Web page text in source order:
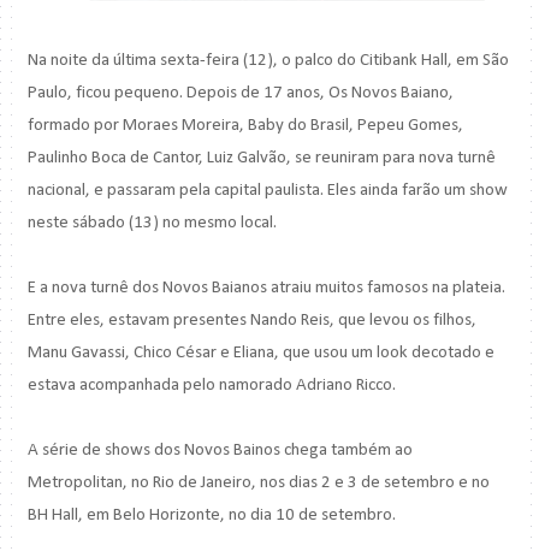
Na noite da última sexta-feira (12), o palco do Citibank Hall, em São
Paulo, ficou pequeno. Depois de 17 anos, Os Novos Baiano,
formado por Moraes Moreira, Baby do Brasil, Pepeu Gomes,
Paulinho Boca de Cantor, Luiz Galvão, se reuniram para nova turnê
nacional, e passaram pela capital paulista. Eles ainda farão um show
neste sábado (13) no mesmo local.
E a nova turnê dos Novos Baianos atraiu muitos famosos na plateia.
Entre eles, estavam presentes Nando Reis, que levou os filhos,
Manu Gavassi, Chico César e Eliana, que usou um look decotado e
estava acompanhada pelo namorado Adriano Ricco.
A série de shows dos Novos Bainos chega também ao
Metropolitan, no Rio de Janeiro, nos dias 2 e 3 de setembro e no
BH Hall, em Belo Horizonte, no dia 10 de setembro.